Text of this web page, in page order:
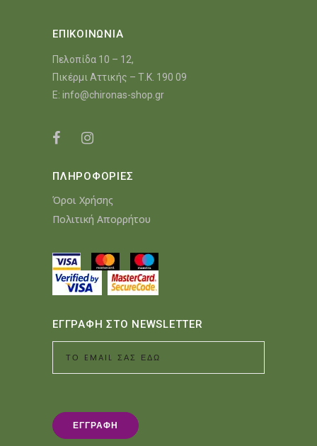
ΕΠΙΚΟΙΝΩΝΙΑ
Πελοπίδα 10 – 12,
Πικέρμι Αττικής – Τ.Κ. 190 09
E: info@chironas-shop.gr
ΠΛΗΡΟΦΟΡΙΕΣ
Όροι Χρήσης
Πολιτική Απορρήτου
ΕΓΓΡΑΦΗ ΣΤΟ NEWSLETTER